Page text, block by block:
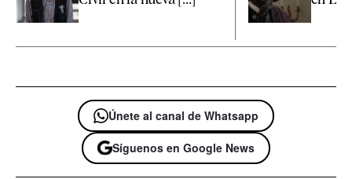
Únete al canal de Whatsapp
Síguenos en Google News